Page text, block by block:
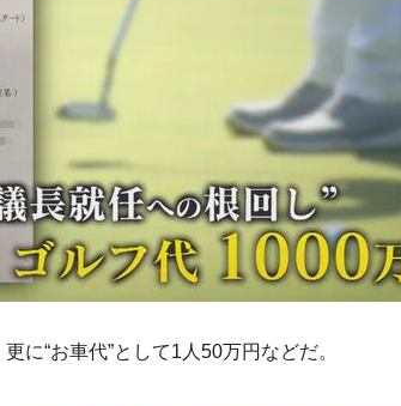
に“お車代”として1人50万円などだ。